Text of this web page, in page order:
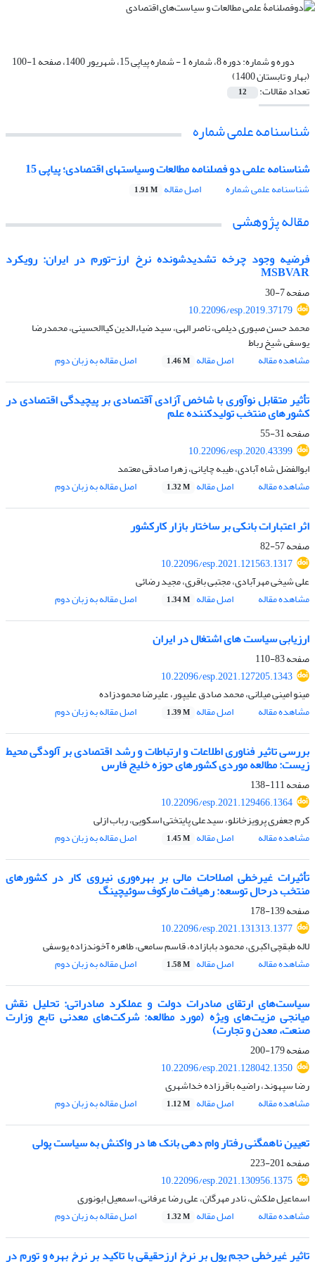
دوره و شماره: دوره 8، شماره 1 - شماره پیاپی 15، شهریور 1400، صفحه 1-100
(بهار و تابستان 1400)
تعداد مقالات: 12
شناسنامه علمی شماره
شناسنامه علمی دو فصلنامه مطالعات وسیاستهای اقتصادی؛ پیاپی 15
شناسنامه علمی شماره اصل مقاله 1.91 M
مقاله پژوهشی
فرضیه وجود چرخه تشدیدشونده نرخ ارز-تورم در ایران: رویکرد
MSBVAR
صفحه7-30
10.22096/esp.2019.37179
محمد حسن صبوری دیلمی، ناصر الهی، سید ضیاءالدین کیاالحسینی، محمدرضا
یوسفی شیخ رباط
مشاهده مقاله
اصل مقاله 1.46 M اصل مقاله به زبان دوم
تأثیر متقابل نوآوری با شاخص آزادی آقتصادی بر پیچیدگی اقتصادی در
کشورهای منتخب تولیدکننده علم
صفحه31-55
10.22096/esp.2020.43399
ابوالفضل شاه آبادی، طیبه چایانی، زهرا صادقی معتمد
مشاهده مقاله
اصل مقاله 1.32 M اصل مقاله به زبان دوم
اثر اعتبارات بانکی بر ساختار بازار کارکشور
صفحه57-82
10.22096/esp.2021.121563.1317
علی شیخی مهرآبادی، مجتبی باقری، مجید رضائی
مشاهده مقاله
اصل مقاله 1.34 M اصل مقاله به زبان دوم
ارزیابی سیاست های اشتغال در ایران
صفحه83-110
10.22096/esp.2021.127205.1343
مینو امینی میلانی، محمد صادق علیپور، علیرضا محمودزاده
مشاهده مقاله
اصل مقاله 1.39 M اصل مقاله به زبان دوم
بررسی تاثیر فناوری اطلاعات و ارتباطات و رشد اقتصادی بر آلودگی محیط
زیست: مطالعه موردی کشورهای حوزه خلیج فارس
صفحه111-138
10.22096/esp.2021.129466.1364
کرم جعفری پرویزخانلو، سیدعلی پایتختی اسکویی، رباب ازلی
مشاهده مقاله
اصل مقاله 1.45 M اصل مقاله به زبان دوم
تأثیرات غیرخطی اصلاحات مالی بر بهره‌وری نیروی کار در کشورهای
منتخب درحال توسعه: رهیافت مارکوف سوئیچینگ
صفحه139-178
10.22096/esp.2021.131313.1377
لاله طبقچی اکبری، محمود بابازاده، قاسم سامعی، طاهره آخوندزاده یوسفی
مشاهده مقاله
اصل مقاله 1.58 M اصل مقاله به زبان دوم
سیاست‌های ارتقای صادرات دولت و عملکرد صادراتی: تحلیل نقش
میانجی مزیت‌های ویژه (مورد مطالعه: شرکت‌های معدنی تابع وزارت
صنعت، معدن و تجارت)
صفحه179-200
10.22096/esp.2021.128042.1350
رضا سپهوند، راضیه باقرزاده خداشهری
مشاهده مقاله
اصل مقاله 1.12 M اصل مقاله به زبان دوم
تعیین ناهمگنی رفتار وام دهی بانک ها در واکنش به سیاست پولی
صفحه201-223
10.22096/esp.2021.130956.1375
اسماعیل ملکش، نادر مهرگان، علی رضا عرفانی، اسمعیل ابونوری
مشاهده مقاله
اصل مقاله 1.32 M اصل مقاله به زبان دوم
تاثیر غیرخطی حجم پول بر نرخ ارزحقیقی با تاکید بر نرخ بهره و تورم در